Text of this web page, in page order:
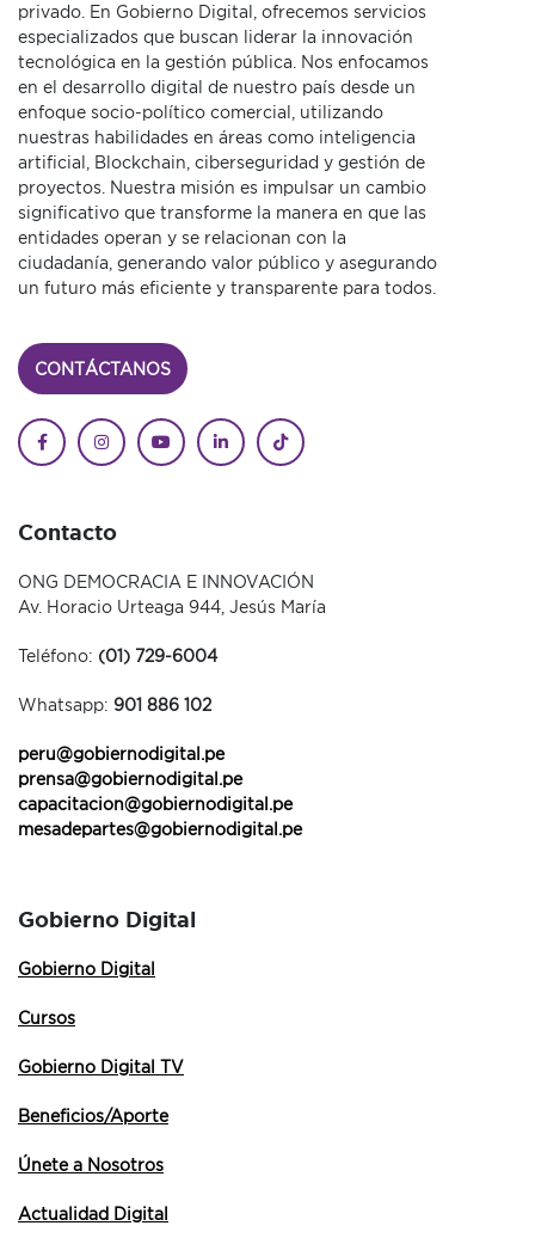
privado. En Gobierno Digital, ofrecemos servicios
especializados que buscan liderar la innovación
tecnológica en la gestión pública. Nos enfocamos
en el desarrollo digital de nuestro país desde un
enfoque socio-político comercial, utilizando
nuestras habilidades en áreas como inteligencia
artificial, Blockchain, ciberseguridad y gestión de
proyectos. Nuestra misión es impulsar un cambio
significativo que transforme la manera en que las
entidades operan y se relacionan con la
ciudadanía, generando valor público y asegurando
un futuro más eficiente y transparente para todos.
CONTÁCTANOS
Contacto
ONG DEMOCRACIA E INNOVACIÓN
Av. Horacio Urteaga 944, Jesús María
Teléfono: (01) 729-6004
Whatsapp: 901 886 102
peru@gobiernodigital.pe
prensa@gobiernodigital.pe
capacitacion@gobiernodigital.pe
mesadepartes@gobiernodigital.pe
Gobierno Digital
Gobierno Digital
Cursos
Gobierno Digital TV
Beneficios/Aporte
Únete a Nosotros
Actualidad Digital